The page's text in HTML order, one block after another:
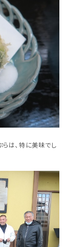
は、特に美味でし